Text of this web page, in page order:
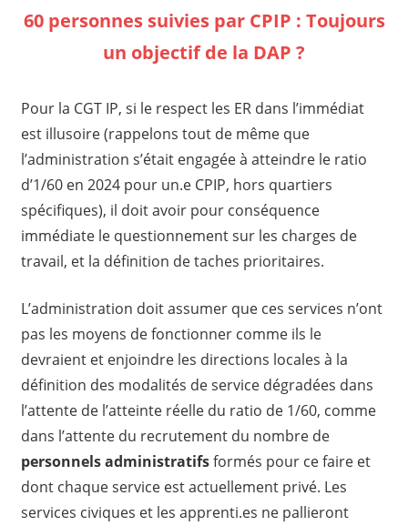
60 personnes suivies par CPIP : Toujours
un objectif de la DAP ?
Pour la CGT IP, si le respect les ER dans l’immédiat
est illusoire (rappelons tout de même que
l’administration s’était engagée à atteindre le ratio
d’1/60 en 2024 pour un.e CPIP, hors quartiers
spécifiques), il doit avoir pour conséquence
immédiate le questionnement sur les charges de
travail, et la définition de taches prioritaires.
L’administration doit assumer que ces services n’ont
pas les moyens de fonctionner comme ils le
devraient et enjoindre les directions locales à la
définition des modalités de service dégradées dans
l’attente de l’atteinte réelle du ratio de 1/60, comme
dans l’attente du recrutement du nombre de
personnels administratifsformés pour ce faire et
dont chaque service est actuellement privé. Les
services civiques et les apprenti.es ne pallieront